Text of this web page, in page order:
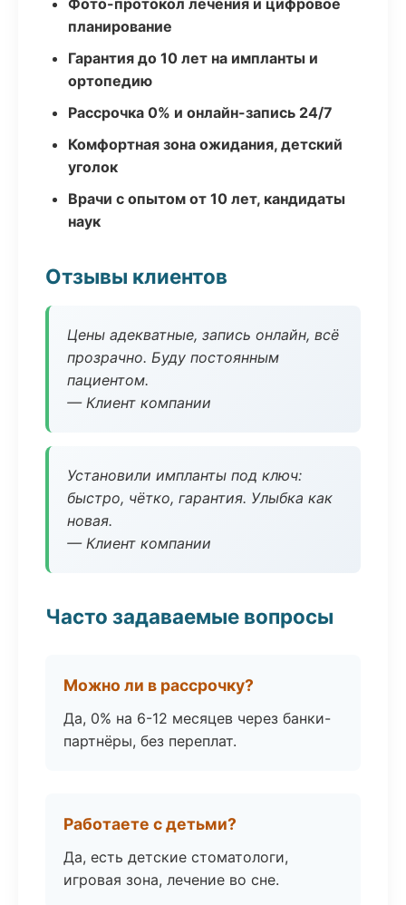
Фото-протокол лечения и цифровое
планирование
Гарантия до 10 лет на импланты и
ортопедию
Рассрочка 0% и онлайн-запись 24/7
Комфортная зона ожидания, детский
уголок
Врачи с опытом от 10 лет, кандидаты
наук
Отзывы клиентов
Цены адекватные, запись онлайн, всё
прозрачно. Буду постоянным
пациентом.
— Клиент компании
Установили импланты под ключ:
быстро, чётко, гарантия. Улыбка как
новая.
— Клиент компании
Часто задаваемые вопросы
Можно ли в рассрочку?
Да, 0% на 6-12 месяцев через банки-
партнёры, без переплат.
Работаете с детьми?
Да, есть детские стоматологи,
игровая зона, лечение во сне.